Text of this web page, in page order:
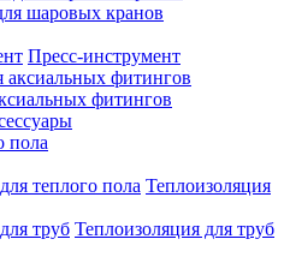
шаровых кранов
Пресс-инструмент
фитингов
пола
Теплоизоляция
Теплоизоляция для труб